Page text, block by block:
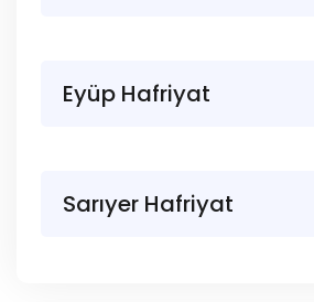
Eyüp Hafriyat
Sarıyer Hafriyat